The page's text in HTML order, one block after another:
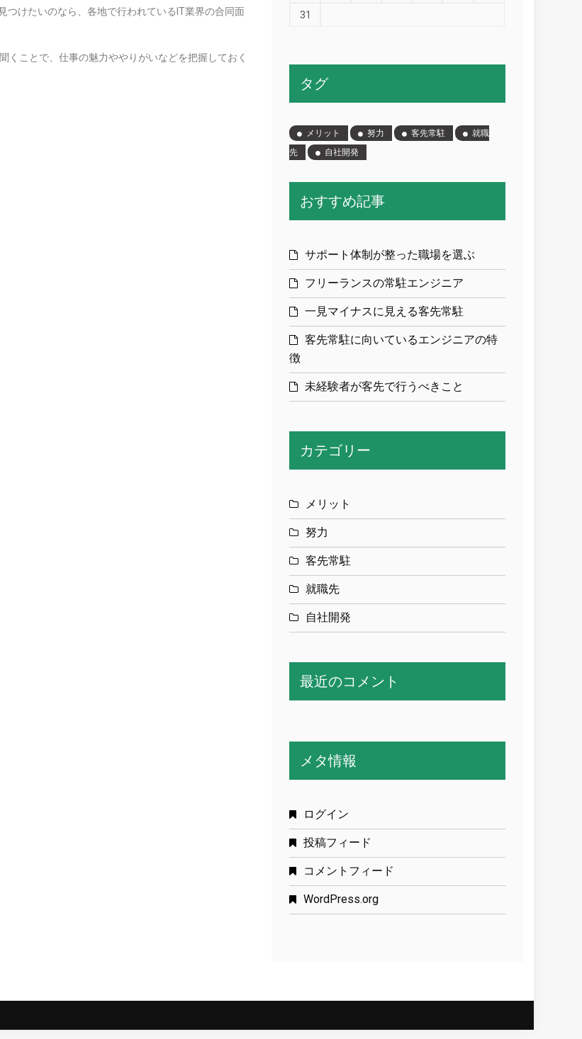
つけたいのなら、各地で行われているIT業界の合同面
くことで、仕事の魅力ややりがいなどを把握しておく
31
タグ
メリット 努力 客先常駐
就職
先
自社開発
おすすめ記事
サポート体制が整った職場を選ぶ
フリーランスの常駐エンジニア
一見マイナスに見える客先常駐
客先常駐に向いているエンジニアの特
徴
未経験者が客先で行うべきこと
カテゴリー
メリット
努力
客先常駐
就職先
自社開発
最近のコメント
メタ情報
ログイン
投稿フィード
コメントフィード
WordPress.org